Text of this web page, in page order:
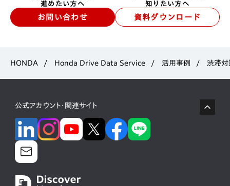
進めたい方へ
お問い合わせ
知りたい方へ
資料ダウンロード
HONDA Honda Drive Data Service 活用事例 渋滞対
公式アカウント・関連サイト